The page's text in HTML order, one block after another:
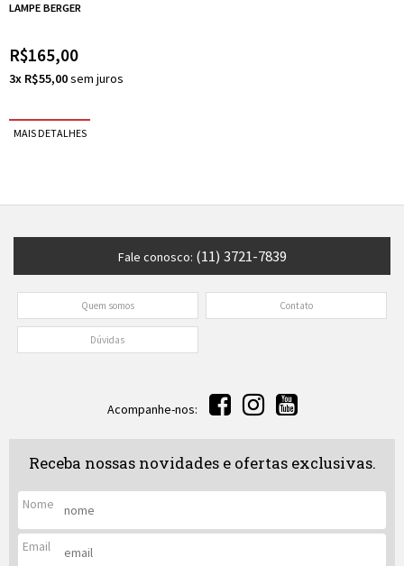
LAMPE BERGER
R$165,00
3x R$55,00
Fale conosco: (11) 3721-7839
Quem somos Contato
Dúvidas
Acompanhe-nos:
Receba nossas novidades e ofertas exclusivas.
Nome
Email